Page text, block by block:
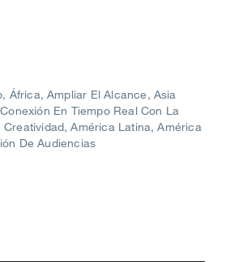
África Ampliar El Alcance Asia
Conexión En Tiempo Real Con La
Creatividad América Latina América
De Audiencias